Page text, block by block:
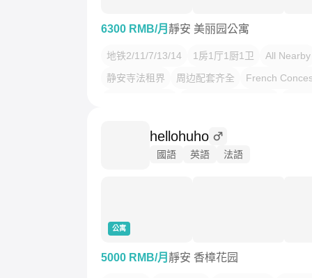
6300 RMB/月 靜安 美丽园公寓
地铁2/11/7/13/14 1房1厅1厨1卫
All Nearby
静安寺法租界
周边配套齐全
French
hellohuho
國語 英語 法語
公寓
5000 RMB/月 靜安 香樟花园